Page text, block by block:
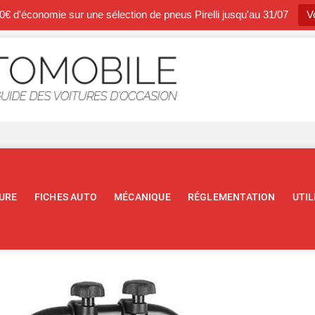
d'économie sur une sélection de pneus Pirelli jusqu'au 31/07
FICHES AUTO MÉCANIQUE RÉGLEMENTATION